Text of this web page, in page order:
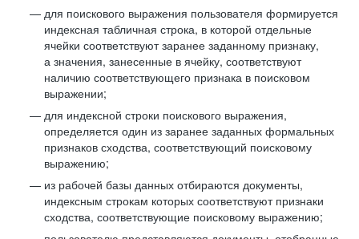
для поискового выражения пользователя формируется
индексная табличная строка, в которой отдельные
ячейки соответствуют заранее заданному признаку,
а значения, занесенные в ячейку, соответствуют
наличию соответствующего признака в поисковом
выражении;
для индексной строки поискового выражения,
определяется один из заранее заданных формальных
признаков сходства, соответствующий поисковому
выражению;
из рабочей базы данных отбираются документы,
индексным строкам которых соответствуют признаки
сходства, соответствующие поисковому выражению;